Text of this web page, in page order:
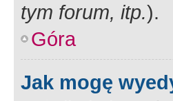
tym forum, itp.).
Góra
Jak mogę